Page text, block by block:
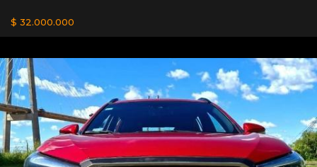
$ 32.000.000